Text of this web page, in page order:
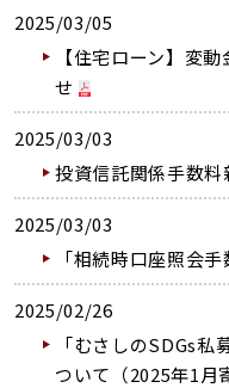
2025/03/05
【住宅ローン】変
せ
2025/03/03
投資信託関係手数料
2025/03/03
「相続時口座照会
2025/02/26
「むさしのSDGs
ついて（2025年1月